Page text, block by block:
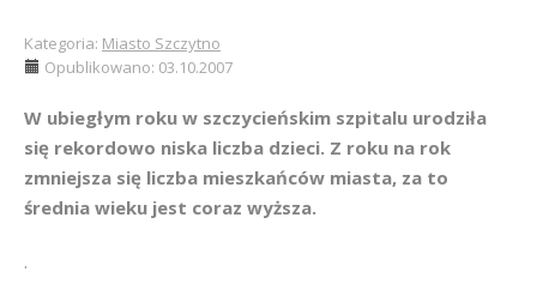
Kategoria: Miasto Szczytno
Opublikowano: 03.10.2007
W ubiegłym roku w szczycieńskim szpitalu urodziła
się rekordowo niska liczba dzieci. Z roku na rok
zmniejsza się liczba mieszkańców miasta, za to
średnia wieku jest coraz wyższa.
.